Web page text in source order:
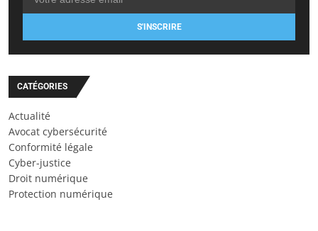
S'INSCRIRE
CATÉGORIES
Actualité
Avocat cybersécurité
Conformité légale
Cyber-justice
Droit numérique
Protection numérique